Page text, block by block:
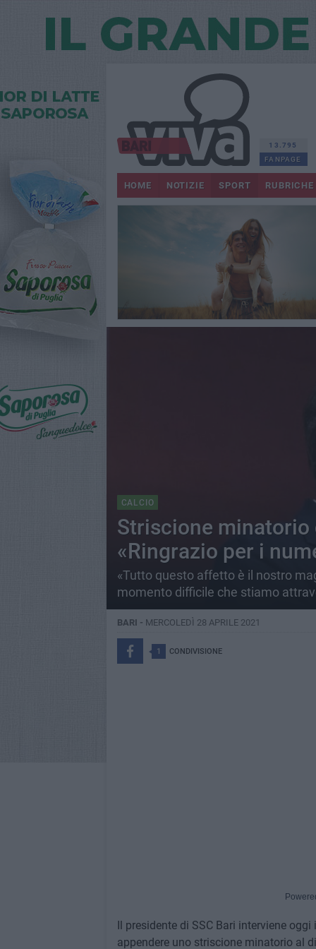
13.795
FANPAGE
HOME NOTIZIE SPORT RUBRICHE
CALCIO
Striscione minatorio
«Ringrazio per i
«Tutto questo affetto è il nostro
momento difficile che stiamo
BARI - MERCOLEDÌ 28 APRILE 2021
1 CONDIVISIONE
Il presidente di SSC Bari interviene
appendere uno striscione minatorio al